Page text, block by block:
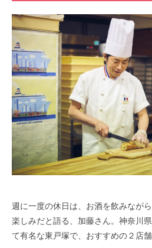
週に一度の休日は、お酒を飲みなが
楽しみだと語る、加藤さん。神奈川
て有名な東戸塚で、おすすめの２店